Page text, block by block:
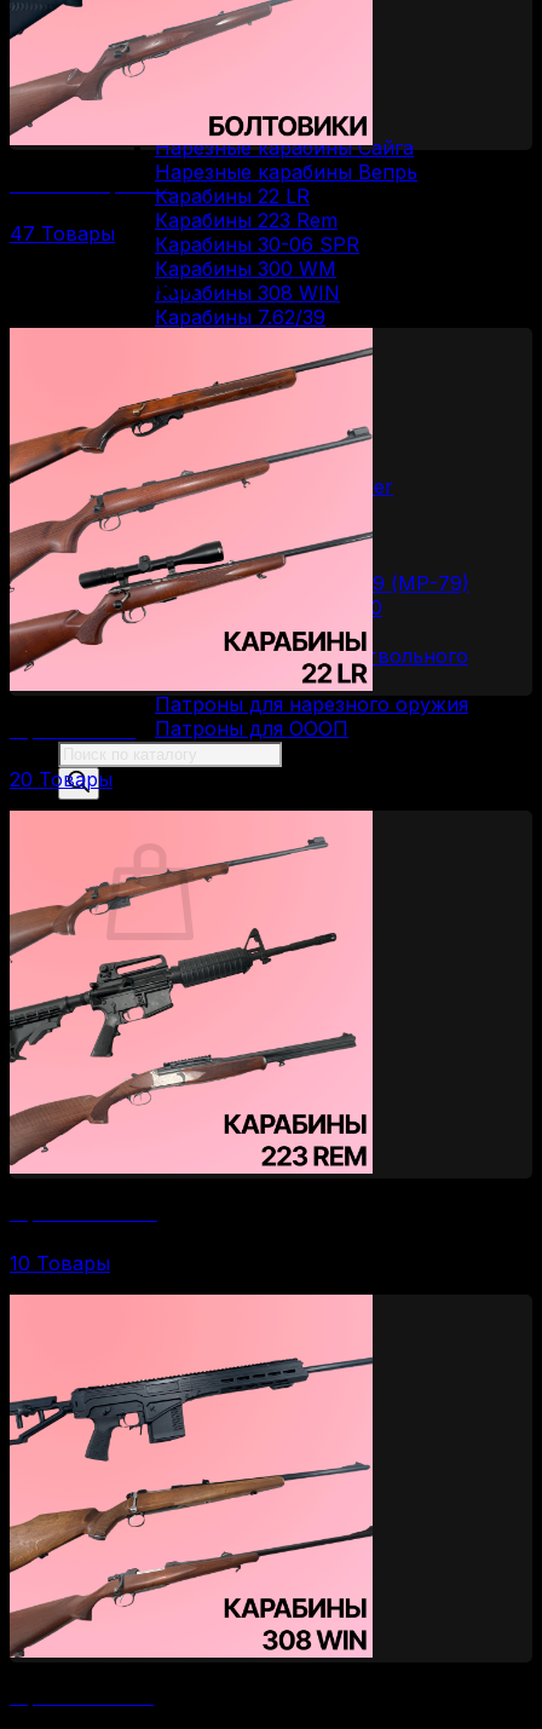
Горизонталки
Нарезное оружие
Винтовки Мосина
Нарезные карабины Сайга
Нарезные карабины Вепрь
Карабины 22 LR
Карабины 223 Rem
Карабины 30-06 SPR
Карабины 300 WM
Карабины 308 WIN
Карабины 7.62/39
Карабины 9.3/62
ОООП и газовое оружие
Пистолеты 10/28
Пистолеты 45 Rubber
Пистолеты 9 Р.А.
Пистолеты Grand Power
Пистолеты Streamer
Пистолеты Гроза
Пистолеты Макарова
Пистолеты ИЖ-79 (МР-79)
Пистолеты МР-80
Патроны
Патроны для гладкоствольного
Патроны для нарезного оружия
Патроны для ОООП
Поиск
товаров
Корзина пуста.
Вернуться в магазин
Болтовые карабины
47 Товары
По калибрам
20 Товары
10 Товары